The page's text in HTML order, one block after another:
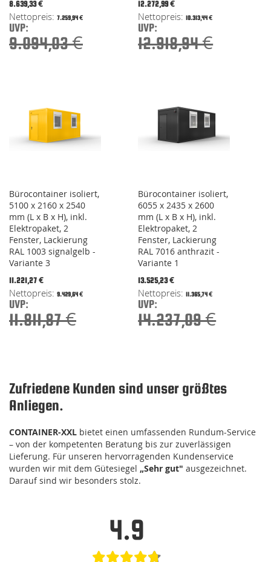
Price
8.639,33 €
7.259,94 €
UVP:
9.094,03 €
Price
12.272,99 €
10.313,44 €
UVP:
12.918,94 €
Bürocontainer isoliert,
5100 x 2160 x 2540
mm (L x B x H), inkl.
Elektropaket, 2
Fenster, Lackierung
RAL 1003 signalgelb -
Variante 3
Special
Price
11.221,27 €
9.429,64 €
UVP:
11.811,87 €
Bürocontainer isoliert,
6055 x 2435 x 2600
mm (L x B x H), inkl.
Elektropaket, 2
Fenster, Lackierung
RAL 7016 anthrazit -
Variante 1
Special
Price
13.525,23 €
11.365,74 €
UVP:
14.237,09 €
Zufriedene Kunden sind unser größtes
Anliegen.
CONTAINER-XXL bietet einen umfassenden Rundum-Service
– von der kompetenten Beratung bis zur zuverlässigen
Lieferung. Für unseren hervorragenden Kundenservice
wurden wir mit dem Gütesiegel „Sehr gut" ausgezeichnet.
Darauf sind wir besonders stolz.
4.9